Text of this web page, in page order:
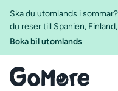
Ska du utomlands i
du reser till Spanien,
Boka bil utomlands